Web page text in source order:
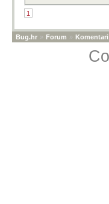
1
Bug.hr » Forum »